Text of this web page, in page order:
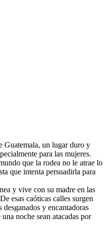
Guatemala, un lugar duro y
para las mujeres.
que la rodea no le atrae lo
que intenta persuadirla para
y vive con su madre en las
esas caóticas calles surgen
y encantadoras
noche sean atacadas por